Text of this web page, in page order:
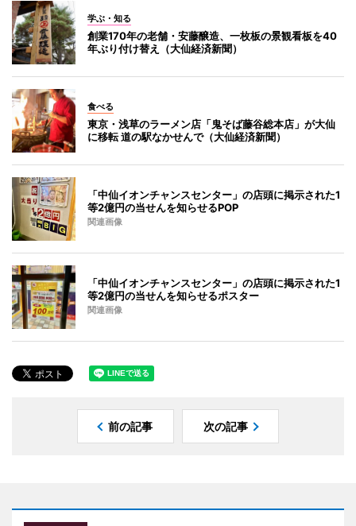
学ぶ・知る
創業170年の老舗・安藤醸造、一枚板の景観看板を40
年ぶり付け替え（大仙経済新聞）
食べる
東京・浅草のラーメン店「鬼そば藤谷総本店」が大仙
に移転 道の駅なかせんで（大仙経済新聞）
「中仙イオンチャンスセンター」の店頭に掲示された1
等2億円の当せんを知らせるPOP
関連画像
「中仙イオンチャンスセンター」の店頭に掲示された1
等2億円の当せんを知らせるポスター
関連画像
前の記事 次の記事